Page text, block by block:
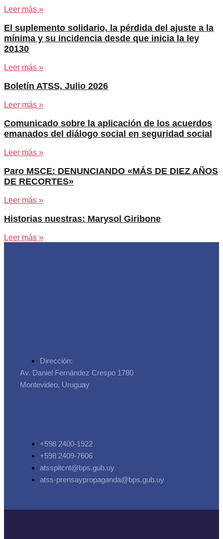
Leer más »
El suplemento solidario, la pérdida del ajuste a la
mínima y su incidencia desde que inicia la ley
20130
Leer más »
Boletín ATSS, Julio 2026
Leer más »
Comunicado sobre la aplicación de los acuerdos
emanados del diálogo social en seguridad social
Leer más »
Paro MSCE: DENUNCIANDO «MÁS DE DIEZ AÑOS
DE RECORTES»
Leer más »
Historias nuestras: Marysol Giribone
Leer más »
Dirección:
Av. Daniel Fernández Crespo 1780
Montevideo, Uruguay
+598 2400-1922
+598 2409-7606
atsspitcnt@bps.gub.uy
atss-prensaypropaganda@bps.gub.uy